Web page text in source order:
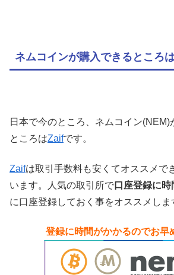
ネムコインが購入できるところ
日本で今のところ、ネムコイン(NEM)
ところはZaifです。
Zaifは取引手数料も安くてオススメで
います。人気の取引所で口座登録に
に口座登録しておく事をオススメしま
登録に時間がかかるのでお早